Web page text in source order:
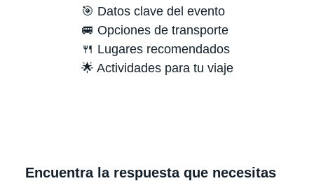
🎯 Datos clave del evento
🚐 Opciones de transporte
🍴 Lugares recomendados
🌟 Actividades para tu viaje
Encuentra la respuesta que necesitas